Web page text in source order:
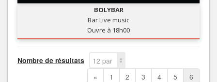
BOLYBAR
Bar Live music
Ouvre à 18h00
Nombre de résultats
12 par
page
« 1 2 3 4 5 6